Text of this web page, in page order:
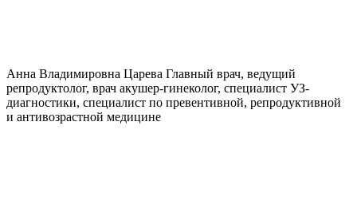
Анна Владимировна Царева Главный врач, ведущий
репродуктолог, врач акушер-гинеколог, специалист УЗ-
диагностики, специалист по превентивной, репродуктивной
и антивозрастной медицине